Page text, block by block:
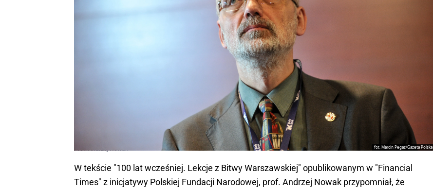
fot. Marcin Pegaz/Gazeta Polska
Prof. Andrzej Nowak
W tekście "100 lat wcześniej. Lekcje z Bitwy Warszawskiej" opublikowanym w "Financial
Times" z inicjatywy Polskiej Fundacji Narodowej, prof. Andrzej Nowak przypomniał, że